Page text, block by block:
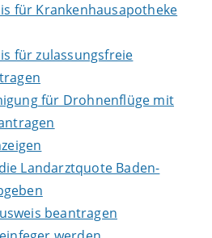
für Krankenhausapotheke
für zulassungsfreie
für Drohnenflüge mit
Landarztquote Baden-
beantragen